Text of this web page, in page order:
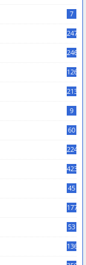
7
247
246
126
213
9
60
224
423
45
177
53
136